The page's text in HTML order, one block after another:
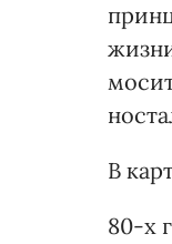
В
80-х